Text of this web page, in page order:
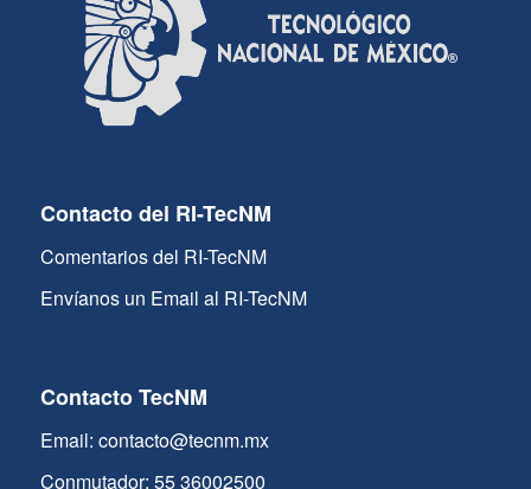
Contacto del RI-TecNM
Comentarios del RI-TecNM
Envíanos un Email al RI-TecNM
Contacto TecNM
Email: contacto@tecnm.mx
Conmutador: 55 36002500